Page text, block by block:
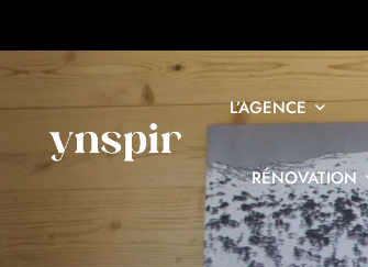
L’AGENCE
RÉNOVATION